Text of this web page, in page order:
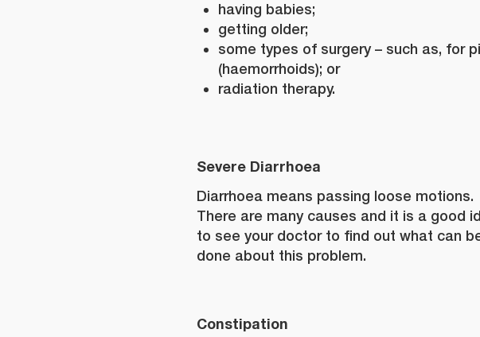
having babies;
getting older;
some types of surgery – such as, for
(haemorrhoids); or
radiation therapy.
Severe Diarrhoea
Diarrhoea means passing loose motions.
There are many causes and it is a good
to see your doctor to find out what can
done about this problem.
Constipation